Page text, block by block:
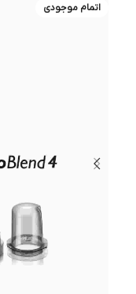
اتمام موجودی